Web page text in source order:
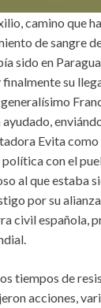
camino que
de sangre
sido en
su
Evita como
con el
al que estaba
por su
civil española,
tiempos de
acciones,